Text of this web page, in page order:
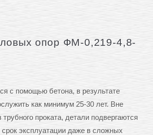
опор ФМ-0,219-4,8-
с помощью бетона, в результате
как минимум 25-30 лет. Вне
проката, детали подвергаются
эксплуатации даже в сложных